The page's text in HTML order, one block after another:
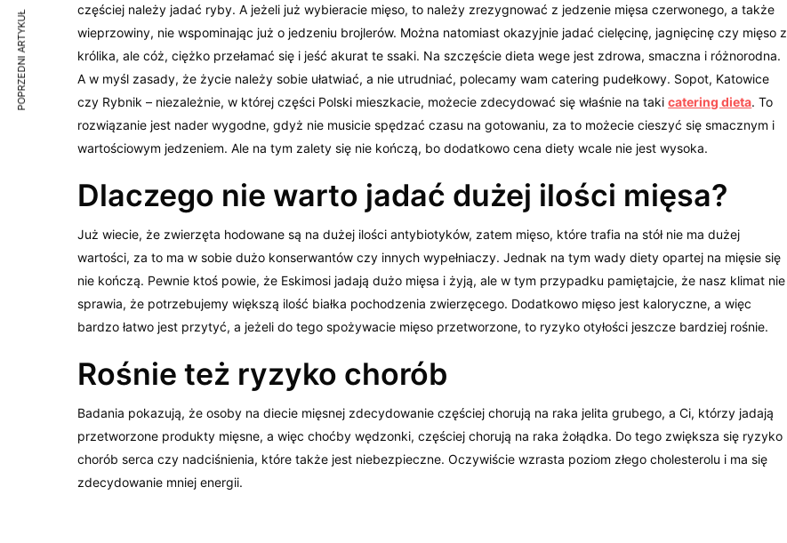
częściej należy jadać ryby. A jeżeli już wybieracie mięso, to należy zrezygnować z jedzenie mięsa czerwonego, a także
wieprzowiny, nie wspominając już o jedzeniu brojlerów. Można natomiast okazyjnie jadać cielęcinę, jagnięcinę czy mięso z
królika, ale cóż, ciężko przełamać się i jeść akurat te ssaki. Na szczęście dieta wege jest zdrowa, smaczna i różnorodna.
A w myśl zasady, że życie należy sobie ułatwiać, a nie utrudniać, polecamy wam catering pudełkowy. Sopot, Katowice
czy Rybnik – niezależnie, w której części Polski mieszkacie, możecie zdecydować się właśnie na takicatering dieta. To
rozwiązanie jest nader wygodne, gdyż nie musicie spędzać czasu na gotowaniu, za to możecie cieszyć się smacznym i
wartościowym jedzeniem. Ale na tym zalety się nie kończą, bo dodatkowo cena diety wcale nie jest wysoka.
Dlaczego nie warto jadać dużej ilości mięsa?
Już wiecie, że zwierzęta hodowane są na dużej ilości antybiotyków, zatem mięso, które trafia na stół nie ma dużej
wartości, za to ma w sobie dużo konserwantów czy innych wypełniaczy. Jednak na tym wady diety opartej na mięsie się
nie kończą. Pewnie ktoś powie, że Eskimosi jadają dużo mięsa i żyją, ale w tym przypadku pamiętajcie, że nasz klimat nie
sprawia, że potrzebujemy większą ilość białka pochodzenia zwierzęcego. Dodatkowo mięso jest kaloryczne, a więc
bardzo łatwo jest przytyć, a jeżeli do tego spożywacie mięso przetworzone, to ryzyko otyłości jeszcze bardziej rośnie.
Rośnie też ryzyko chorób
Badania pokazują, że osoby na diecie mięsnej zdecydowanie częściej chorują na raka jelita grubego, a Ci, którzy jadają
przetworzone produkty mięsne, a więc choćby wędzonki, częściej chorują na raka żołądka. Do tego zwiększa się ryzyko
chorób serca czy nadciśnienia, które także jest niebezpieczne. Oczywiście wzrasta poziom złego cholesterolu i ma się
zdecydowanie mniej energii.
POPRZEDNI ARTYKUŁ